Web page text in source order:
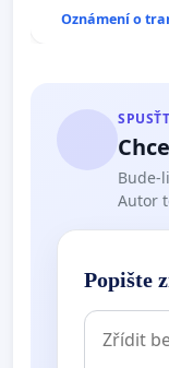
Oznámení o
Bude-
Autor
Popište